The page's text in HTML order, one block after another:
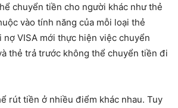
chuyển tiền cho người khác như thẻ
vào tính năng của mỗi loại thẻ
nợ VISA mới thực hiện việc chuyển
thẻ trả trước không thể chuyển tiền đi
rút tiền ở nhiều điểm khác nhau. Tuy